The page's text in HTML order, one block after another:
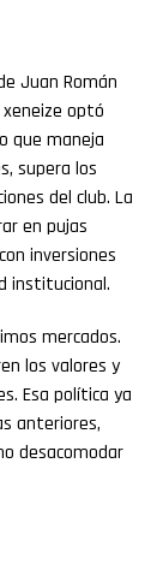
Juan Román
optó
que maneja
supera los
del club. La
en pujas
inversiones
institucional.
mercados.
los valores y
Esa política ya
anteriores,
desacomodar